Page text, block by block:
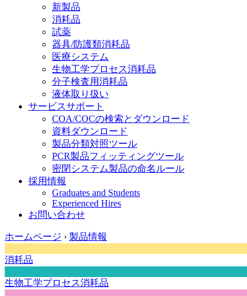
新製品
消耗品
試薬
器具/防護類消耗品
医療システム
生物工学プロセス消耗品
分子検査用消耗品
液体取り扱い
サービスサポート
COA/COCの検索とダウンロード
資料ダウンロード
製品分類対照ツール
PCR製品フィッティングツール
密閉システム製品の命名ルール
採用情報
Graduates and Students
Experienced Hires
お問い合わせ
ホームページ › 製品情報
消耗品
生物工学プロセス消耗品